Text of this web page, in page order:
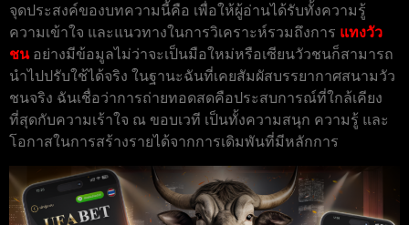
จุดประสงค์ของบทความนี้คือ เพื่อให้ผู้อ่านได้รับทั้งความรู้
ความเข้าใจ และแนวทางในการวิเคราะห์รวมถึงการ แทงวัว
ชนอย่างมีข้อมูลไม่ว่าจะเป็นมือใหม่หรือเซียนวัวชนก็สามารถ
นำไปปรับใช้ได้จริง ในฐานะฉันที่เคยสัมผัสบรรยากาศสนามวัว
ชนจริง ฉันเชื่อว่าการถ่ายทอดสดคือประสบการณ์ที่ใกล้เคียง
ที่สุดกับความเร้าใจ ณ ขอบเวที เป็นทั้งความสนุก ความรู้ และ
โอกาสในการสร้างรายได้จากการเดิมพันที่มีหลักการ